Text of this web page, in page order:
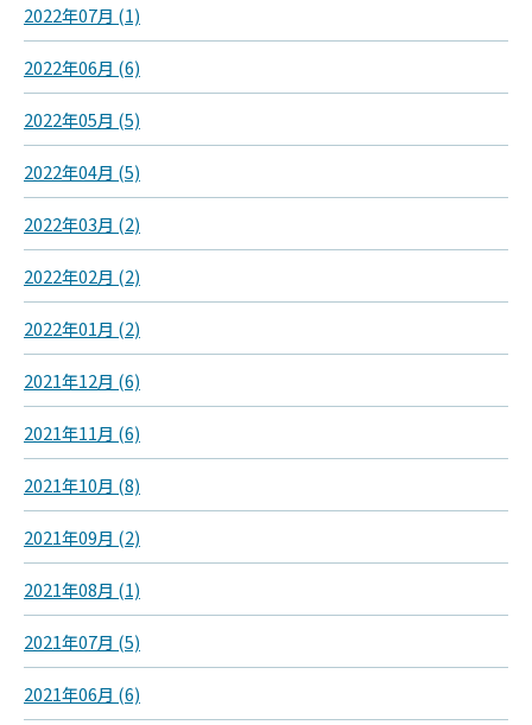
2022年07月 (1)
2022年06月 (6)
2022年05月 (5)
2022年04月 (5)
2022年03月 (2)
2022年02月 (2)
2022年01月 (2)
2021年12月 (6)
2021年11月 (6)
2021年10月 (8)
2021年09月 (2)
2021年08月 (1)
2021年07月 (5)
2021年06月 (6)